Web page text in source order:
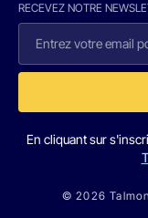
RECEVEZ NOTRE
En cliquant sur
© 2026